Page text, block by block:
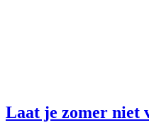
Laat je zomer niet